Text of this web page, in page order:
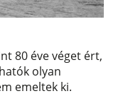
80 éve véget ért,
olyan
emeltek ki.